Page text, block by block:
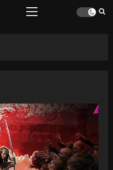
Primary